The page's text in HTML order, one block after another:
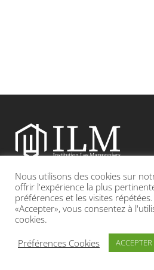
Etablissement catholique sous
Adresse : 19, Grande rue 69420
INFOS LÉGALES POLITIQUE
Nous utilisons des cookies sur
offrir l'expérience la plus
préférences et les visites
«Accepter», vous consentez à
cookies.
Préférences Cookies
ACCEPTER